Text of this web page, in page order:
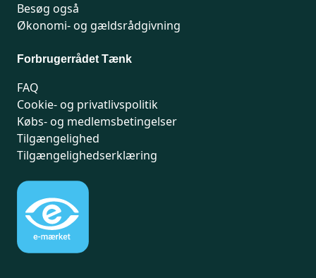
Besøg også
Økonomi- og gældsrådgivning
Forbrugerrådet Tænk
FAQ
Cookie- og privatlivspolitik
Købs- og medlemsbetingelser
Tilgængelighed
Tilgængelighedserklæring